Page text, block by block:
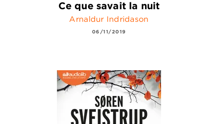
Ce que savait la nuit
Arnaldur Indridason
06/11/2019